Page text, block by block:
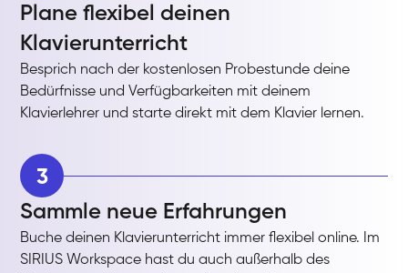
Plane flexibel deinen
Klavierunterricht
Besprich nach der kostenlosen Probestunde deine
Bedürfnisse und Verfügbarkeiten mit deinem
Klavierlehrer und starte direkt mit dem Klavier lernen.
3
Sammle neue Erfahrungen
Buche deinen Klavierunterricht immer flexibel online. Im
SIRIUS Workspace hast du auch außerhalb des